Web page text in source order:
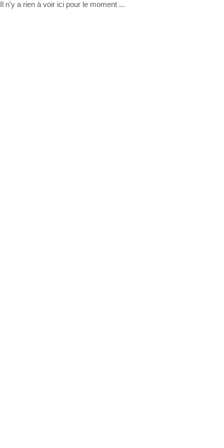
Il n'y a rien à voir ici pour le moment ...